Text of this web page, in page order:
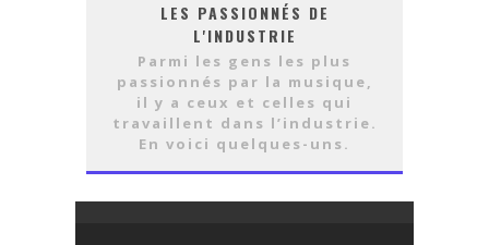
LES PASSIONNÉS DE
L'INDUSTRIE
Parmi les gens les plus
passionnés par la musique,
il y a ceux et celles qui
travaillent dans l’industrie.
En voici quelques-uns.